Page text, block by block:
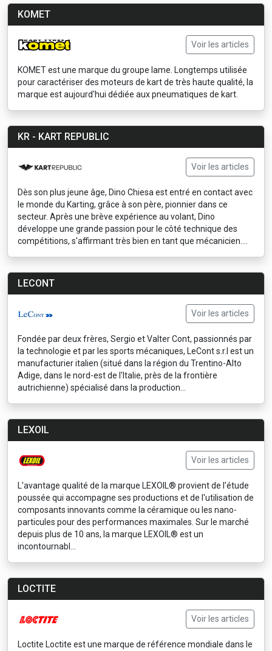
KOMET
Voir les articles
KOMET est une marque du groupe Iame. Longtemps utilisée
pour caractériser des moteurs de kart de très haute qualité, la
marque est aujourd'hui dédiée aux pneumatiques de kart.
KR - KART REPUBLIC
Voir les articles
Dès son plus jeune âge, Dino Chiesa est entré en contact avec
le monde du Karting, grâce à son père, pionnier dans ce
secteur. Après une brève expérience au volant, Dino
développe une grande passion pour le côté technique des
compétitions, s'affirmant très bien en tant que mécanicien....
LECONT
Voir les articles
Fondée par deux frères, Sergio et Valter Cont, passionnés par
la technologie et par les sports mécaniques, LeCont s.r.l est un
manufacturier italien (situé dans la région du Trentino-Alto
Adige, dans le nord-est de l'Italie, près de la frontière
autrichienne) spécialisé dans la production...
LEXOIL
Voir les articles
L'avantage qualité de la marque LEXOIL® provient de l'étude
poussée qui accompagne ses productions et de l'utilisation de
composants innovants comme la céramique ou les nano-
particules pour des performances maximales. Sur le marché
depuis plus de 10 ans, la marque LEXOIL® est un
incontournabl...
LOCTITE
Voir les articles
Loctite Loctite est une marque de référence mondiale dans le